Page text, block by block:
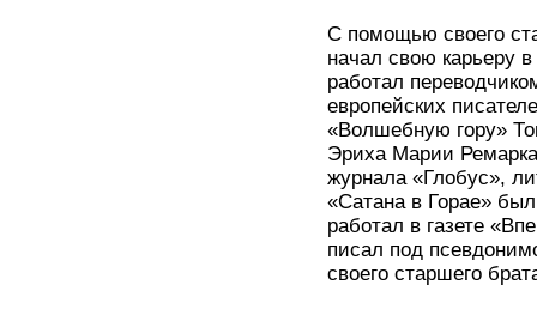
С помощью своего
начал свою карьеру
работал
европейских
«Волшебную гору»
Эриха Марии
журнала «Глобус»,
«Сатана в Горае»
работал в газете
писал под
своего старшего